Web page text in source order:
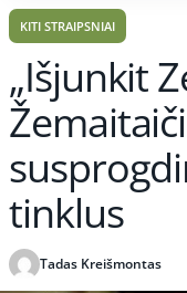
content
KITI STRAIPSNIAI
„Išjunkit
tinklus
Tadas Kreišmontas